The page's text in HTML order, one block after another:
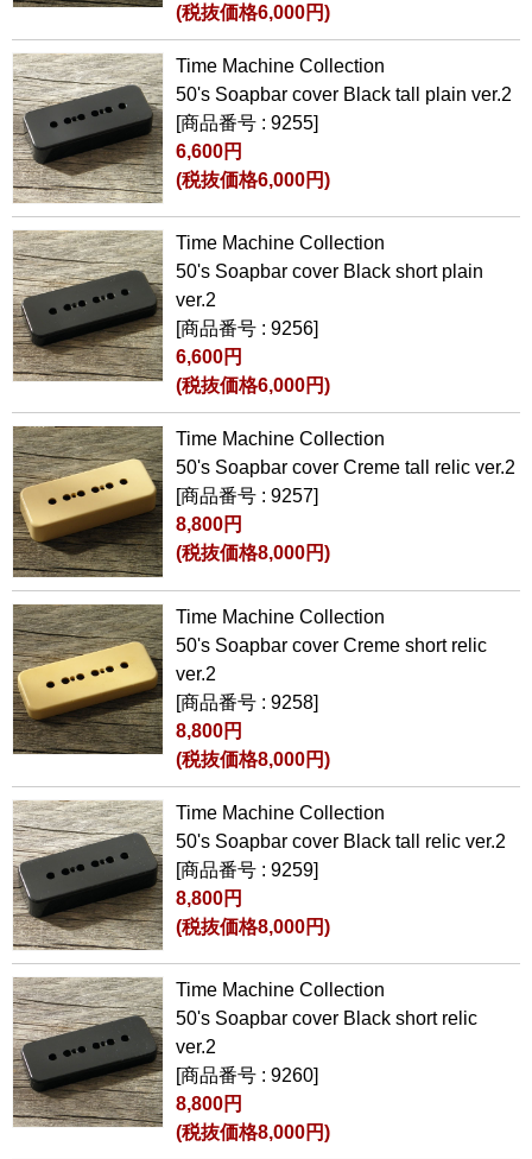
(税抜価格6,000円)
Time Machine Collection
50's Soapbar cover Black tall plain ver.2
[商品番号 : 9255]
6,600円
(税抜価格6,000円)
Time Machine Collection
50's Soapbar cover Black short plain
ver.2
[商品番号 : 9256]
6,600円
(税抜価格6,000円)
Time Machine Collection
50's Soapbar cover Creme tall relic ver.2
[商品番号 : 9257]
8,800円
(税抜価格8,000円)
Time Machine Collection
50's Soapbar cover Creme short relic
ver.2
[商品番号 : 9258]
8,800円
(税抜価格8,000円)
Time Machine Collection
50's Soapbar cover Black tall relic ver.2
[商品番号 : 9259]
8,800円
(税抜価格8,000円)
Time Machine Collection
50's Soapbar cover Black short relic
ver.2
[商品番号 : 9260]
8,800円
(税抜価格8,000円)